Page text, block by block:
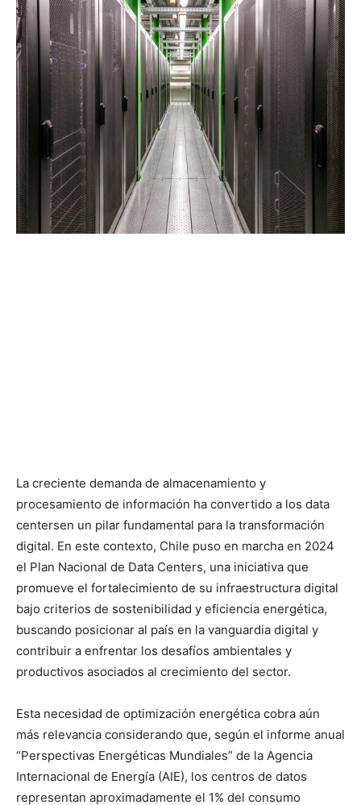
La creciente demanda de almacenamiento y
procesamiento de información ha convertido a los data
centersen un pilar fundamental para la transformación
digital. En este contexto, Chile puso en marcha en 2024
el Plan Nacional de Data Centers, una iniciativa que
promueve el fortalecimiento de su infraestructura digital
bajo criterios de sostenibilidad y eficiencia energética,
buscando posicionar al país en la vanguardia digital y
contribuir a enfrentar los desafíos ambientales y
productivos asociados al crecimiento del sector.
Esta necesidad de optimización energética cobra aún
más relevancia considerando que, según el informe anual
“Perspectivas Energéticas Mundiales” de la Agencia
Internacional de Energía (AIE), los centros de datos
representan aproximadamente el 1% del consumo